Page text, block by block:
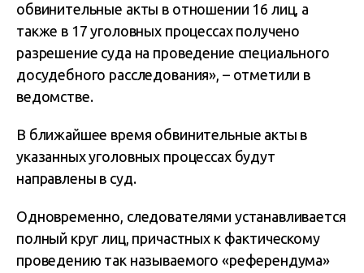
обвинительные акты в отношении 16 лиц, а
также в 17 уголовных процессах получено
разрешение суда на проведение специального
досудебного расследования», – отметили в
ведомстве.
В ближайшее время обвинительные акты в
указанных уголовных процессах будут
направлены в суд.
Одновременно, следователями устанавливается
полный круг лиц, причастных к фактическому
проведению так называемого «референдума»